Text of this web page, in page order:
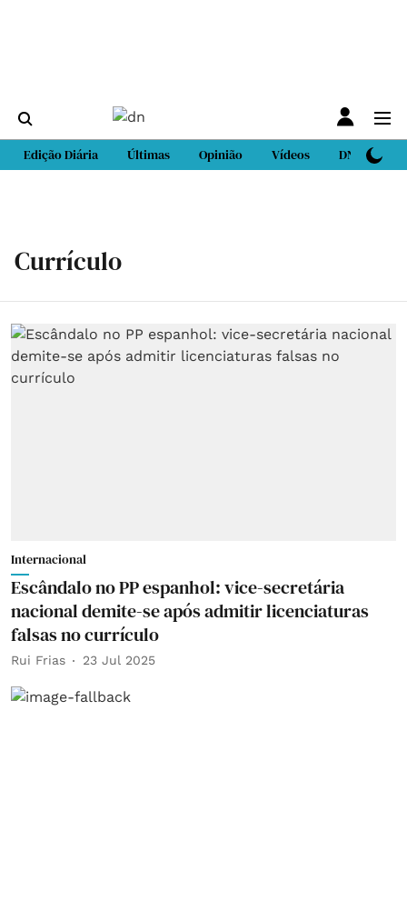
Edição Diária Últimas Opinião Vídeos DN Sport
Currículo
Internacional
Escândalo no PP espanhol: vice-secretária
nacional demite-se após admitir licenciaturas
falsas no currículo
Rui Frias 23 Jul 2025